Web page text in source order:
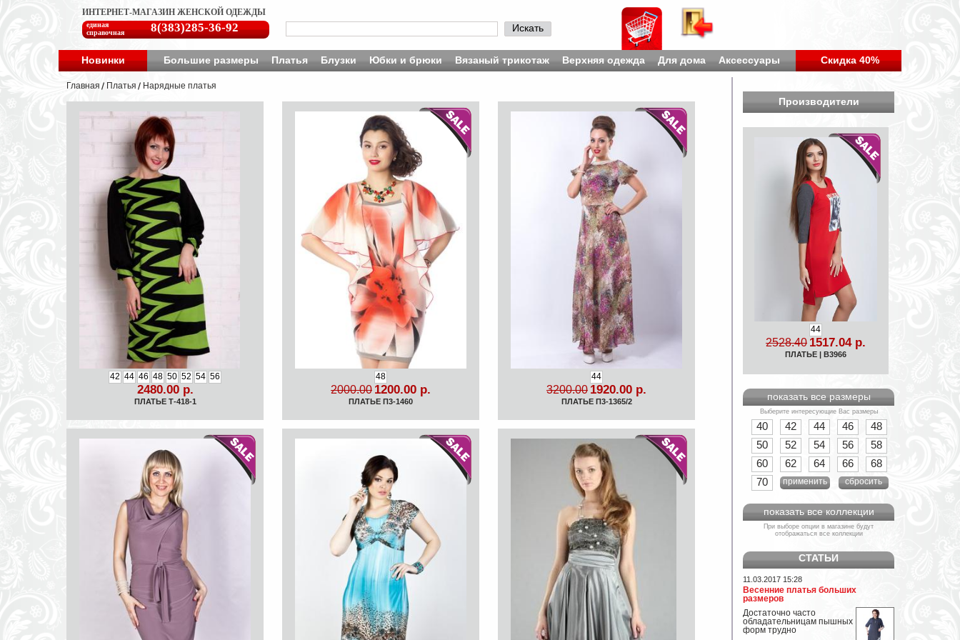
ИНТЕРНЕТ-МАГАЗИН ЖЕНСКОЙ ОДЕЖДЫ
единая
справочная
8(383)285-36-92 Искать
Новинки Большие размеры Платья Блузки Юбки и брюки Вязаный трикотаж Верхняя одежда Для дома Аксессуары Скидка 40%
Главная Платья Нарядные платья
42 44 46 48 50 52 54 56
2480.00 р.
ПЛАТЬЕ Т-418-1
48
2000.00 1200.00 р.
ПЛАТЬЕ П3-1460
44
3200.00 1920.00 р.
ПЛАТЬЕ П3-1365/2
Производители
44
2528.40 1517.04 р.
ПЛАТЬЕ | B3966
показать все размеры
Выберите интересующие Вас размеры
40 42 44 46
48
50
52 54 56
58
60
62 64 66
68
70
применить сбросить
показать все коллекции
При выборе опции в магазине будут
отображаться все коллекции
СТАТЬИ
11.03.2017 15:28
Весенние платья больших
размеров
Достаточно часто
обладательницам пышных
форм трудно